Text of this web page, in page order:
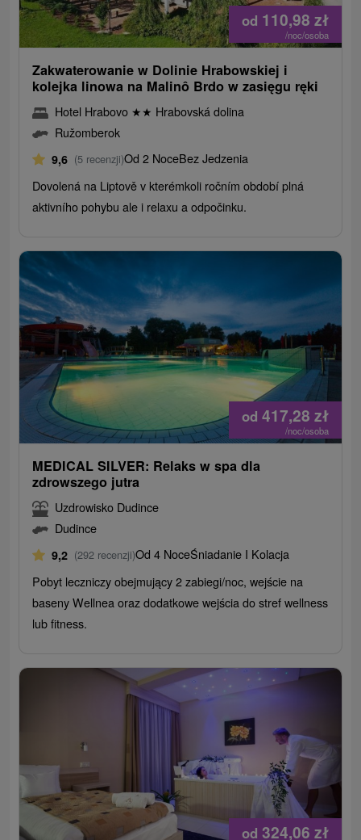
od 110,98 zł
/noc/osoba
Zakwaterowanie w Dolinie Hrabowskiej i
kolejka linowa na Malinô Brdo w zasięgu ręki
Hotel Hrabovo ★★ Hrabovská dolina
Ružomberok
9,6 (5 recenzji)Od 2 NoceBez Jedzenia
Dovolená na Liptově v kterémkoli ročním období plná
aktivního pohybu ale i relaxu a odpočinku.
od 417,28 zł
/noc/osoba
MEDICAL SILVER: Relaks w spa dla
zdrowszego jutra
Uzdrowisko Dudince
Dudince
9,2 (292 recenzji)Od 4 NoceŚniadanie I Kolacja
Pobyt leczniczy obejmujący 2 zabiegi/noc, wejście na
baseny Wellnea oraz dodatkowe wejścia do stref wellness
lub fitness.
od 324,06 zł